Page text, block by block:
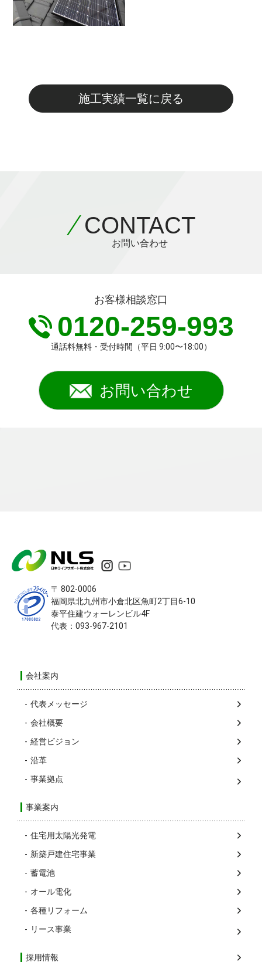
施工実績一覧に戻る
CONTACT
お問い合わせ
お客様相談窓口
0120-259-993
通話料無料・受付時間（平日 9:00〜18:00）
お問い合わせ
〒 802-0006
福岡県北九州市小倉北区魚町2丁目6-10
泰平住建ウォーレンビル4F
代表：093-967-2101
会社案内
代表メッセージ
会社概要
経営ビジョン
沿革
事業拠点
事業案内
住宅用太陽光発電
新築戸建住宅事業
蓄電池
オール電化
各種リフォーム
リース事業
採用情報